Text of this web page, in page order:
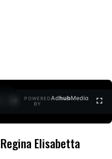
POWERED
BY
AdhubMedia
Elisabetta